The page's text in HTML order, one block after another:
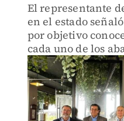
El representante
en el estado
por objetivo
cada uno de los
distintas fuerzas